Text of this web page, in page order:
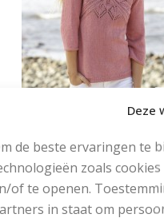
Deze
de beste ervaringen te
zoals
of te openen.
in staat om
eerst een makkelijker
Trui breien met